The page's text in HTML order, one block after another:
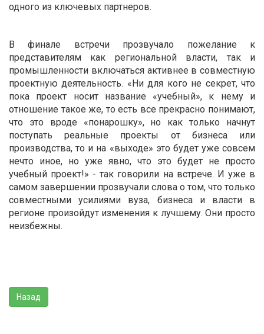
одного из ключевых партнеров.
В финале встречи прозвучало пожелание к
представителям как региональной власти, так и
промышленности включаться активнее в совместную
проектную деятельность. «Ни для кого не секрет, что
пока проект носит название «учебный», к нему и
отношение такое же, то есть все прекрасно понимают,
что это вроде «понарошку», но как только начнут
поступать реальные проекты от бизнеса или
производства, то и на «выходе» это будет уже совсем
нечто иное, но уже явно, что это будет не просто
учебный проект!» - так говорили на встрече. И уже в
самом завершении прозвучали слова о том, что только
совместными усилиями вуза, бизнеса и власти в
регионе произойдут изменения к лучшему. Они просто
неизбежны.
Назад